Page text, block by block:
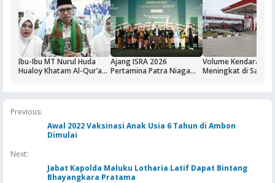
Ibu-Ibu MT Nurul Huda
Hualoy Khatam Al-Qur’an,
Ajang ISRA 2026
Pertamina Patra Niaga
Volume Kendaraan
Meningkat di
Previous:
Awal 2022 Vaksinasi Anak Usia 6 Tahun di Ambon
Dimulai
Next:
Jabat Kapolda Maluku Lotharia Latif Dapat Bintang
Bhayangkara Pratama